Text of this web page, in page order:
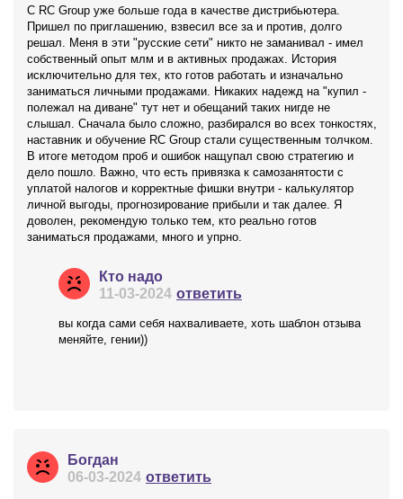
С RC Group уже больше года в качестве дистрибьютера.
Пришел по приглашению, взвесил все за и против, долго
решал. Меня в эти "русские сети" никто не заманивал - имел
собственный опыт млм и в активных продажах. История
исключительно для тех, кто готов работать и изначально
заниматься личными продажами. Никаких надежд на "купил -
полежал на диване" тут нет и обещаний таких нигде не
слышал. Сначала было сложно, разбирался во всех тонкостях,
наставник и обучение RC Group стали существенным толчком.
В итоге методом проб и ошибок нащупал свою стратегию и
дело пошло. Важно, что есть привязка к самозанятости с
уплатой налогов и корректные фишки внутри - калькулятор
личной выгоды, прогнозирование прибыли и так далее. Я
доволен, рекомендую только тем, кто реально готов
заниматься продажами, много и упрно.
Кто надо
11-03-2024 ответить
вы когда сами себя нахваливаете, хоть шаблон отзыва
меняйте, гении))
Богдан
06-03-2024 ответить